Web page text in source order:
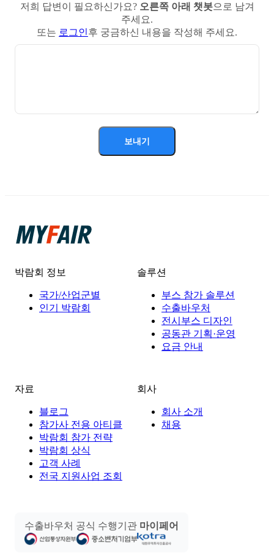
저희 답변이 필요하신가요? 오른쪽 아래 챗봇으로 남겨
주세요.
또는 로그인후 궁금하신 내용을 작성해 주세요.
보내기
박람회 정보
국가/산업군별
인기 박람회
솔루션
부스 참가 솔루션
수출바우처
전시부스 디자인
공동관 기획·운영
요금 안내
자료
블로그
참가사 전용 아티클
박람회 참가 전략
박람회 상식
고객 사례
전국 지원사업 조회
회사
회사 소개
채용
수출바우처 공식 수행기관 마이페어